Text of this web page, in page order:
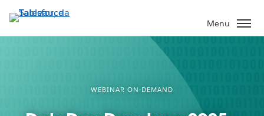
Passa
contenuto
Menu
WEBINAR ON-DEMAND